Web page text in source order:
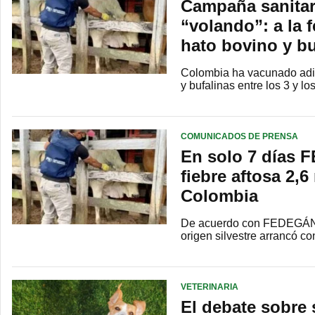
Campaña
“volando”: a la
hato bovino y
Colombia ha vacunado
y bufalinas entre los 3 y
COMUNICADOS DE PRENSA
En solo 7 días
fiebre aftosa
Colombia
De acuerdo con
origen silvestre arrancó
VETERINARIA
El debate